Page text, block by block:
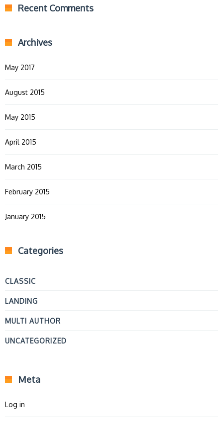
Recent Comments
Archives
May 2017
August 2015
May 2015
April 2015
March 2015
February 2015
January 2015
Categories
CLASSIC
LANDING
MULTI AUTHOR
UNCATEGORIZED
Meta
Log in